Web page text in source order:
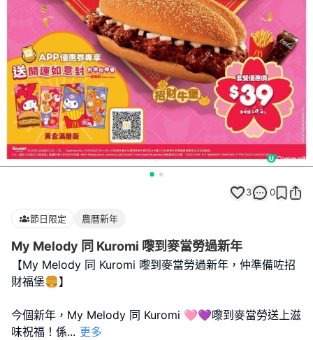
3 0
節日限定 農曆新年
My Melody 同 Kuromi 嚟到麥當勞過新年
【My Melody 同 Kuromi 嚟到麥當勞過新年，仲準備咗招
財福堡🍔】
今個新年，My Melody 同 Kuromi 🩷💜嚟到麥當勞送上滋
味祝福！係... 更多